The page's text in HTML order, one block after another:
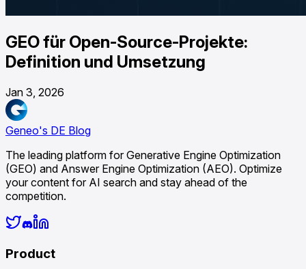
GEO für Open-Source-Projekte:
Definition und Umsetzung
Jan 3, 2026
Geneo's DE Blog
The leading platform for Generative Engine Optimization
(GEO) and Answer Engine Optimization (AEO). Optimize
your content for AI search and stay ahead of the
competition.
Product